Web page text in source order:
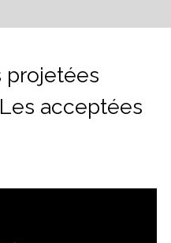
projetées
acceptées